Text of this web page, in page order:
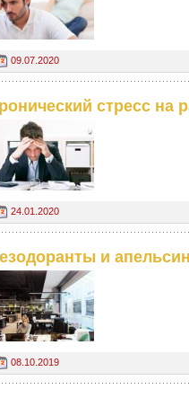
09.07.2020
стресс на
24.01.2020
и
08.10.2019